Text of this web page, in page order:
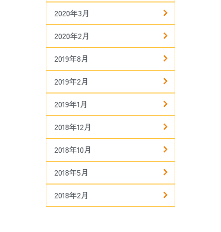
2020年3月
2020年2月
2019年8月
2019年2月
2019年1月
2018年12月
2018年10月
2018年5月
2018年2月